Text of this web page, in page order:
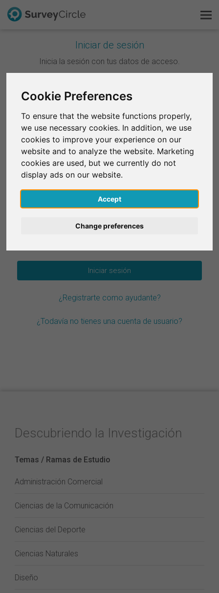
Cookie Preferences
To ensure that the website functions properly,
we use necessary cookies. In addition, we use
cookies to improve your experience on our
website and to analyze the website. Marketing
cookies are used, but we currently do not
display ads on our website.
Accept
Change preferences
Iniciar de sesión
Inicia la sesión con tus datos de acceso.
Continuar con Google
Continuar con Facebook
O
Correo electrónico*
Contraseña*
¿Registrarte como ayudante?
¿Todavía no tienes una cuenta de usuario?
Descubriendo la Investigación
Temas / Ramas de Estudio
Administración Comercial
Ciencias de la Comunicación
Ciencias del Deporte
Ciencias Naturales
Diseño
Esto es SurveyCircle
FAQ
Regístrate gratis
English
Deutsch
Italiano